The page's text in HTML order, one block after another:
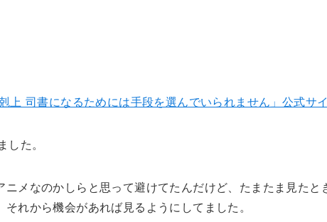
上 司書になるためには手段を選んでいられません」公式サ
た。
ニメなのかしらと思って避けてたんだけど、たまたま見た
れから機会があれば見るようにしてました。